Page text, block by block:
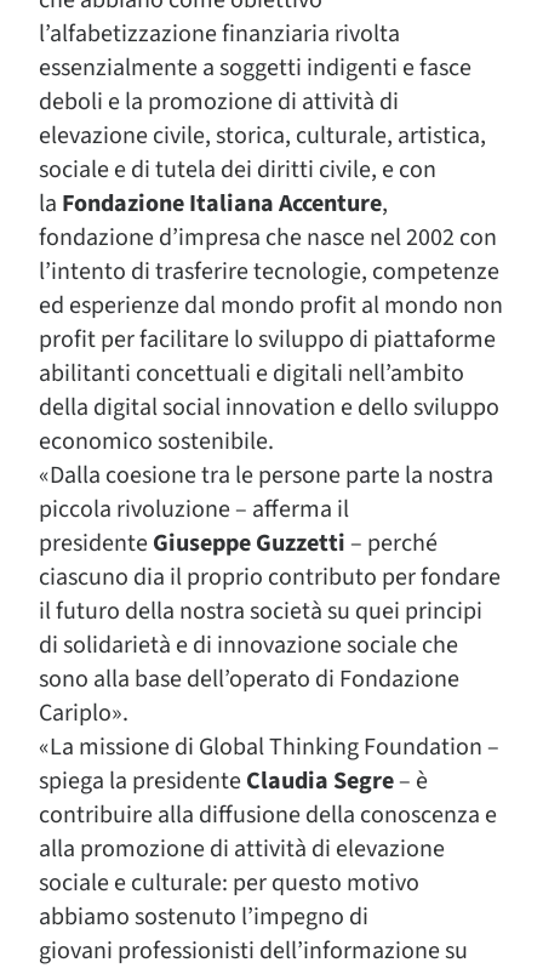
l’alfabetizzazione finanziaria rivolta
essenzialmente a soggetti indigenti e fasce
deboli e la promozione di attività di
elevazione civile, storica, culturale, artistica,
sociale e di tutela dei diritti civile, e con
la Fondazione Italiana Accenture,
fondazione d’impresa che nasce nel 2002 con
l’intento di trasferire tecnologie, competenze
ed esperienze dal mondo profit al mondo non
profit per facilitare lo sviluppo di piattaforme
abilitanti concettuali e digitali nell’ambito
della digital social innovation e dello sviluppo
economico sostenibile.
«Dalla coesione tra le persone parte la nostra
piccola rivoluzione – afferma il
presidenteGiuseppe Guzzetti – perché
ciascuno dia il proprio contributo per fondare
il futuro della nostra società su quei principi
di solidarietà e di innovazione sociale che
sono alla base dell’operato di Fondazione
Cariplo».
«La missione di Global Thinking Foundation –
spiega la presidenteClaudia Segre– è
contribuire alla diffusione della conoscenza e
alla promozione di attività di elevazione
sociale e culturale: per questo motivo
abbiamo sostenuto l’impegno di
giovani professionisti dell’informazione su